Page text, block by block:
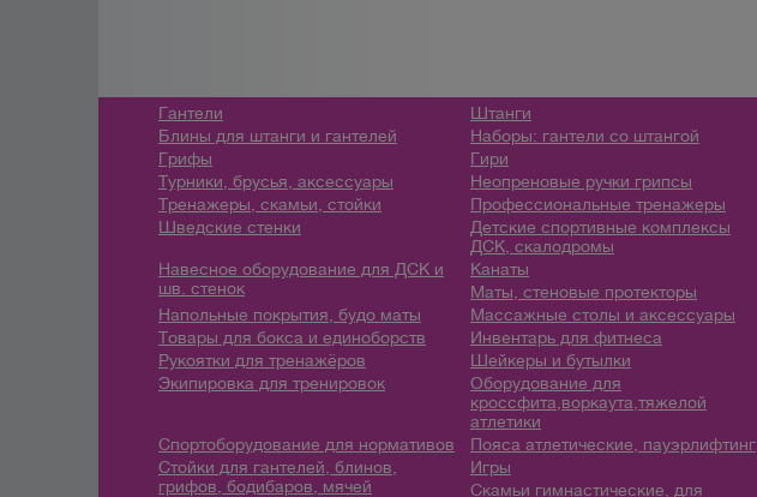
Гантели
Штанги
Блины для штанги и гантелей
Наборы: гантели со штангой
Грифы
Гири
Турники, брусья, аксессуары
Неопреновые ручки грипсы
Тренажеры, скамьи, стойки
Профессиональные тренажеры
Шведские стенки
Детские спортивные комплексы
ДСК, скалодромы
Навесное оборудование для ДСК и
шв. стенок
Канаты
Маты, стеновые протекторы
Напольные покрытия, будо маты
Массажные столы и аксессуары
Товары для бокса и единоборств
Инвентарь для фитнеса
Рукоятки для тренажёров
Шейкеры и бутылки
Экипировка для тренировок
Оборудование для
кроссфита,воркаута,тяжелой
атлетики
Спортоборудование для нормативов
Пояса атлетические, пауэрлифтинг
Стойки для гантелей, блинов,
грифов, бодибаров, мячей
Игры
Скамьи гимнастические, для